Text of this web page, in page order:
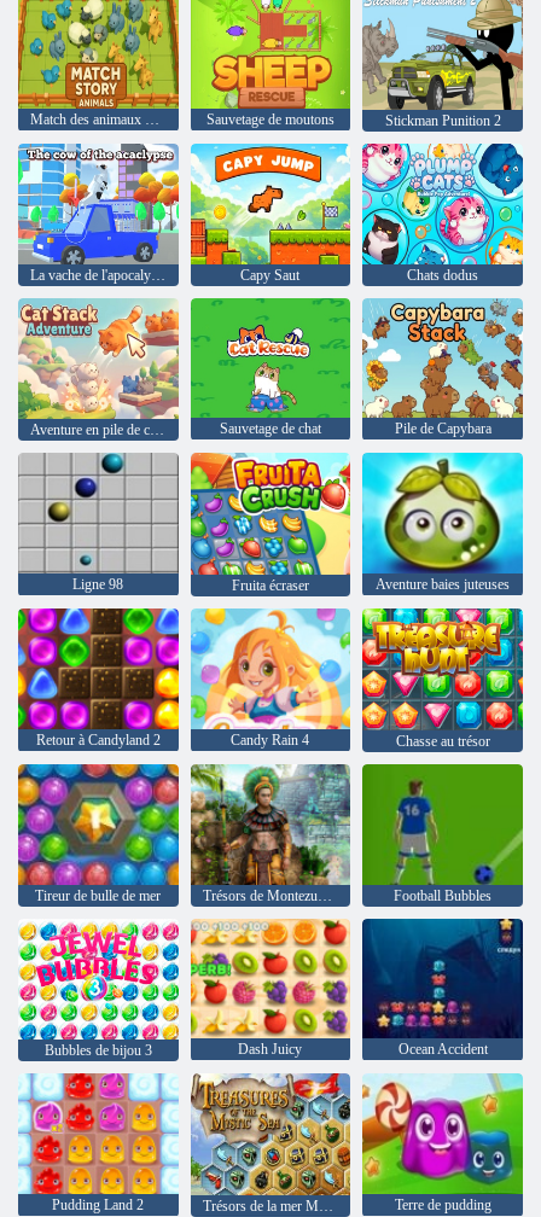
Sauvetage de moutons Stickman Punition 2
Capy Saut Chats dodus
Aventure en pile de chats Sauvetage de chat Pile de Capybara
Ligne 98 Fruita écraser Aventure baies juteuses
Retour à Candyland 2 Candy Rain 4 Chasse au trésor
Tireur de bulle de mer Football Bubbles
Bubbles de bijou 3 Dash Juicy Ocean Accident
Pudding Land 2 Trésors de la mer Mystic Terre de pudding